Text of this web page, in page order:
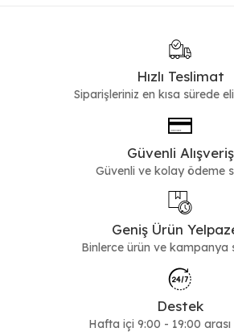
Hızlı Teslimat
Siparişleriniz en kısa sürede
Güvenli Alışveriş
Güvenli ve kolay ödeme
Geniş Ürün
Binlerce ürün ve kampanya
Destek
Hafta içi 9:00 - 19:00 arası